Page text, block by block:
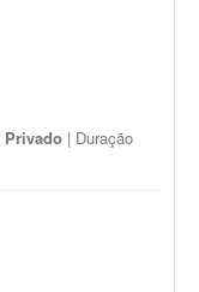
Privado | Duração